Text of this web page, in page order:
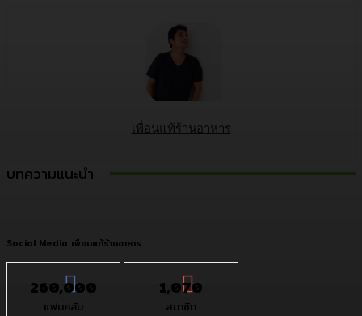
เพื่อนแท้ร้านอาหาร
บทความแนะนำ
Social Media เพื่อนแท้ร้านอาหาร
260,000
แฟนคลับ
1,070
สมาชิก